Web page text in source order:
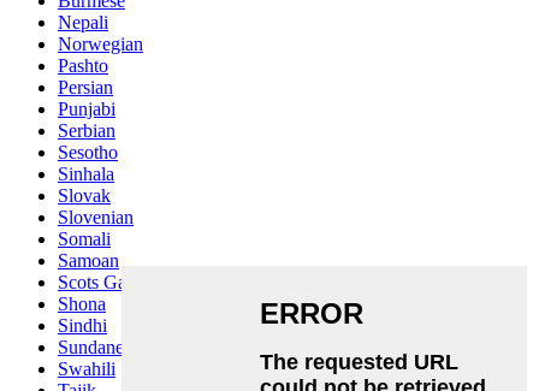
Nepali
Norwegian
Pashto
Persian
Punjabi
Serbian
Sesotho
Sinhala
Slovak
Slovenian
Somali
Samoan
Scots Gaelic
Shona
Sindhi
Sundanese
Swahili